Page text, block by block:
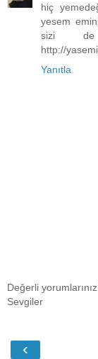
hiç
yesem
sizi de
http://
Yanıtla
Değerli
Sevgiler
‹